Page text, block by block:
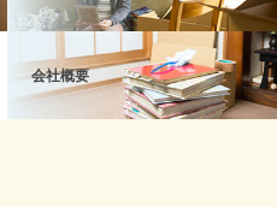
会社概要